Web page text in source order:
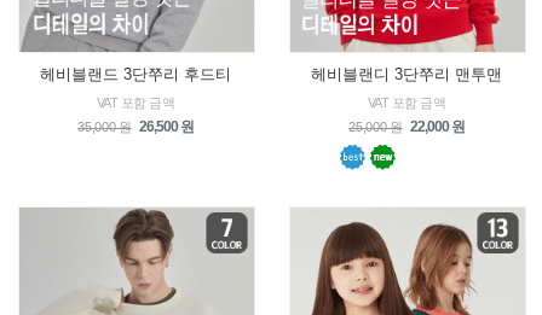
헤비블랜드 3단쭈리 후드티
VAT 포함 금액
35,000 원 26,500 원
헤비블랜디 3단쭈리 맨투맨
VAT 포함 금액
25,000 원 22,000 원